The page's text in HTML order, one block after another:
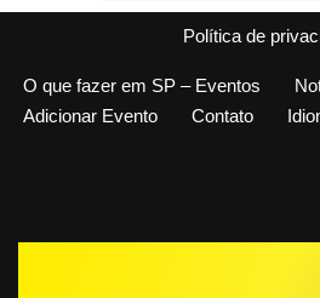
Política de
O que fazer em SP – Eventos
Adicionar Evento
Contato